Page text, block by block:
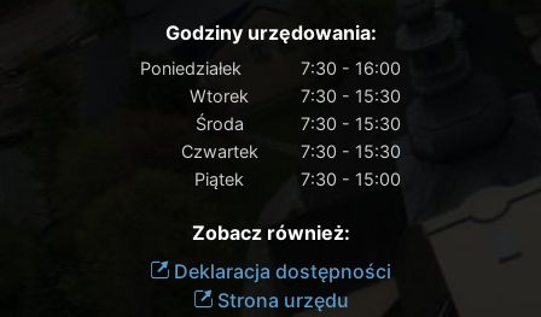
Godziny urzędowania:
Poniedziałek
7:30 - 16:00
Wtorek
7:30 - 15:30
Środa
7:30 - 15:30
Czwartek
7:30 - 15:30
Piątek
7:30 - 15:00
Zobacz również:
Deklaracja dostępności
Strona urzędu